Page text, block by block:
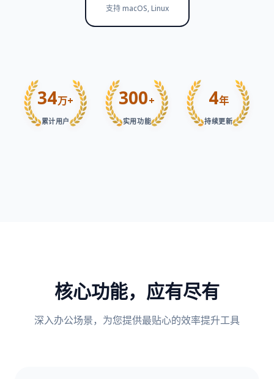
支持 macOS, Linux
34万+
累计用户
300+
实用功能
4年
持续更新
核心功能，应有尽有
深入办公场景，为您提供最贴心的效率提升工具